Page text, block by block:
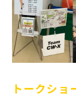
トークショ